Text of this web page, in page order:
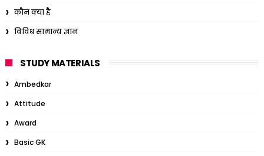
कौन क्या है
विविध सामान्य ज्ञान
STUDY MATERIALS
Ambedkar
Attitude
Award
Basic GK